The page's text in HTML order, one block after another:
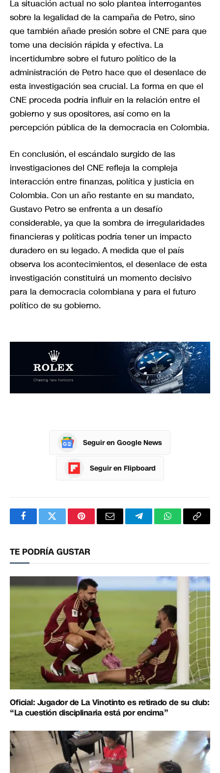
La situación actual no solo plantea interrogantes
sobre la legalidad de la campaña de Petro, sino
que también añade presión sobre el CNE para que
tome una decisión rápida y efectiva. La
incertidumbre sobre el futuro político de la
administración de Petro hace que el desenlace de
esta investigación sea crucial. La forma en que el
CNE proceda podría influir en la relación entre el
gobierno y sus opositores, así como en la
percepción pública de la democracia en Colombia.
En conclusión, el escándalo surgido de las
investigaciones del CNE refleja la compleja
interacción entre finanzas, política y justicia en
Colombia. Con un año restante en su mandato,
Gustavo Petro se enfrenta a un desafío
considerable, ya que la sombra de irregularidades
financieras y políticas podría tener un impacto
duradero en su legado. A medida que el país
observa los acontecimientos, el desenlace de esta
investigación constituirá un momento decisivo
para la democracia colombiana y para el futuro
político de su gobierno.
Seguir en Google News
Seguir en Flipboard
FacebookTwitterPinterestCorreoTelegramWhatsApp
TE PODRÍA GUSTAR
Oficial: Jugador de La Vinotinto es retirado de su club:
“La cuestión disciplinaria está por encima”